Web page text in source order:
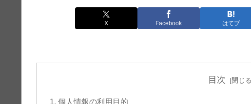
X Facebook はてブ
目次
個人情報の利用目的